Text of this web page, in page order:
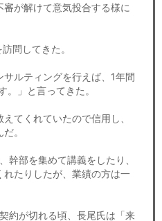
が解けて意気投合する様に
問してきた。
ルティングを行えば、1年間
。」と言ってきた。
てくれていたので信用し、
。
幹部を集めて講義をしたり、
たりしたが、業績の方は一
約が切れる頃、長尾氏は「来